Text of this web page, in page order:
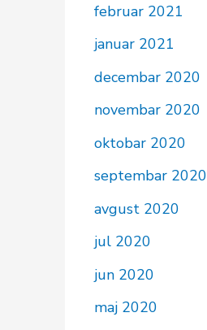
februar 2021
januar 2021
decembar 2020
novembar 2020
oktobar 2020
septembar 2020
avgust 2020
jul 2020
jun 2020
maj 2020